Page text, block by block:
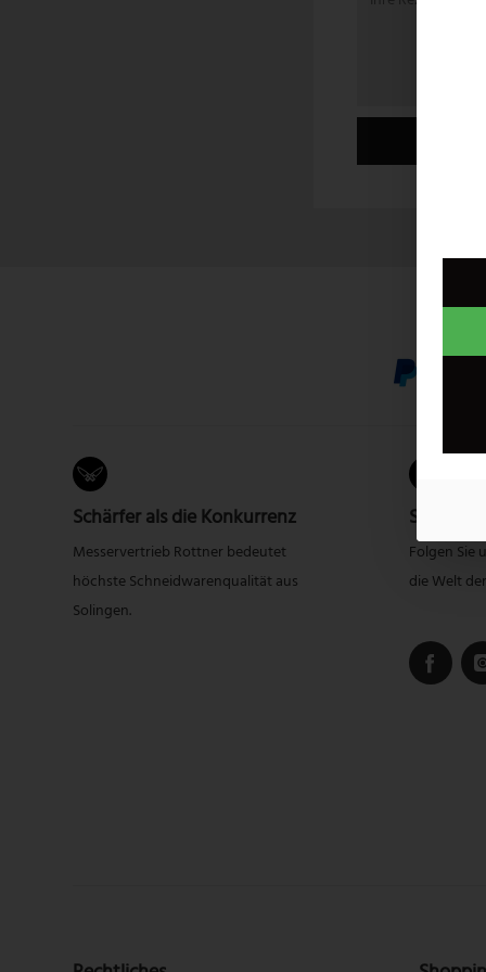
Schärfer als die Konkurrenz
Messervertrieb Rottner bedeutet
höchste Schneidwarenqualität aus
Solingen.
Social
Folgen Sie
die Welt